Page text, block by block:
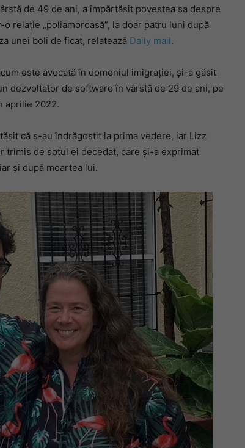
românului
de 49 de ani, a împărtășit povestea sa despre
relație „poliamoroasă”, la doar patru luni după
unei boli de ficat, relatează Daily mail.
este avocată în domeniul imigrației, și-a găsit
dezvoltator de software în vârstă de 29 de ani, pe
aprilie 2022.
că s-au îndrăgostit la prima vedere, iar Lizz
trimis de soțul ei decedat, care și-a exprimat
și după moartea lui.